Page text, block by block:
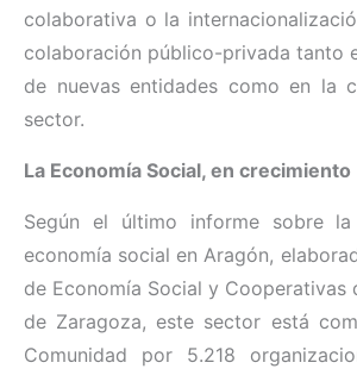
colaborativa o la
colaboración público-privada tanto
de nuevas entidades como en la
sector.
La Economía Social, en crecimiento
Según el último informe sobre
economía social en Aragón,
de Economía Social y Cooperativas
de Zaragoza, este sector está
Comunidad por 5.218